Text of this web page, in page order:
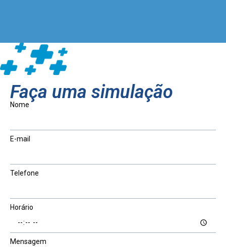
Faça uma simulação
Nome
E-mail
Telefone
Horário
Mensagem